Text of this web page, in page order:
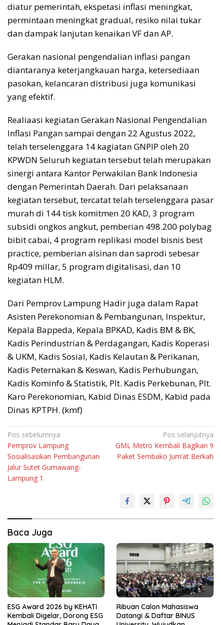
diatur pemerintah, ekspetasi inflasi meningkat,
permintaan meningkat gradual, resiko nilai tukar
dan dampak lanjutan kenaikan VF dan AP.
Gerakan nasional pengendalian inflasi pangan
diantaranya keterjangkauan harga, ketersediaan
pasokan, kelancaran distribusi juga komunikasi
yang efektif.
Realiaasi kegiatan Gerakan Nasional Pengendalian
Inflasi Pangan sampai dengan 22 Agustus 2022,
telah terselenggara 14 kagiatan GNPIP oleh 20
KPWDN Seluruh kegiatan tersebut telah merupakan
sinergi antara Kantor Perwakilan Bank Indonesia
dengan Pemerintah Daerah. Dari pelaksanaan
kegiatan tersebut, tercatat telah terselenggara pasar
murah di 144 tisk komitmen 20 KAD, 3 program
subsidi ongkos angkut, pemberian 498.200 polybag
bibit cabai, 4 program replikasi model bisnis best
practice, pemberian alsinan dan saprodi sebesar
Rp409 millar, 5 program digitalisasi, dan 10
kegiatan HLM.
Dari Pemprov Lampung Hadir juga dalam Rapat
Asisten Perekonomian & Pembangunan, Inspektur,
Kepala Bappeda, Kepala BPKAD, Kadis BM & BK,
Kadis Perindustrian & Perdagangan, Kadis Koperasi
& UKM, Kadis Sosial, Kadis Kelautan & Perikanan,
Kadis Peternakan & Keswan, Kadis Perhubungan,
Kadis Kominfo & Statistik, Plt. Kadis Perkebunan, Plt.
Karo Perekonomian, Kabid Dinas ESDM, Kabid pada
Dinas KPTPH. (kmf)
Navigasi
pos
Pos sebelumnya
Pemprov Lampung
Sosialisasikan Pembangunan
Jalur Sutet Gumawang-
Lampung 1
Pos selanjutnya
GML Metro Kembali Bagikan 9
Paket Sembako Jum’at Berkah
Baca Juga
ESG Award 2026 by KEHATI
Kembali Digelar, Dorong ESG
Ribuan Calon Mahasiswa
Datangi & Daftar BINUS